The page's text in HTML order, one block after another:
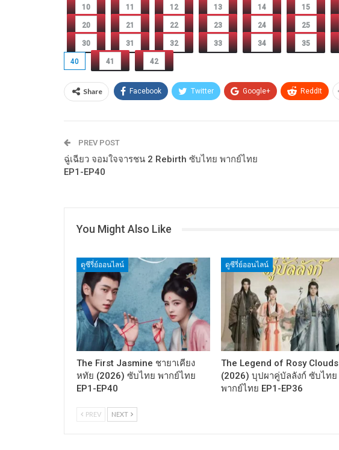
10 11 12 13 14 15
20 21 22 23 24 25
30 31 32 33 34 35
40 41 42
Share Facebook Twitter Google+ ReddIt
PREV POST
ฉู่เฉียว จอมใจจารชน 2 Rebirth ซับไทย พากย์ไทย
EP1-EP40
You Might Also Like
ดูซีรี่ย์ออนไลน์
The First Jasmine ชายาเคียง
หทัย (2026) ซับไทย พากย์ไทย
EP1-EP40
ดูซีรี่ย์ออนไลน์
The Legend of Rosy Clouds
(2026) บุปผาคู่บัลลังก์ ซับไทย
พากย์ไทย EP1-EP36
PREV NEXT